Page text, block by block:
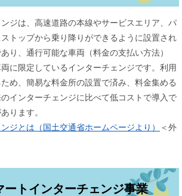
ジは、高速道路の本線やサービスエリア、パ
トップから乗り降りができるように設置され
り、通行可能な車両（料金の支払い方法）
に限定しているインターチェンジです。利用
め、簡易な料金所の設置で済み、料金集める
インターチェンジに比べて低コストで導入で
ります。
ジとは（国土交通省ホームページより）
＜外
ートインターチェンジ事業